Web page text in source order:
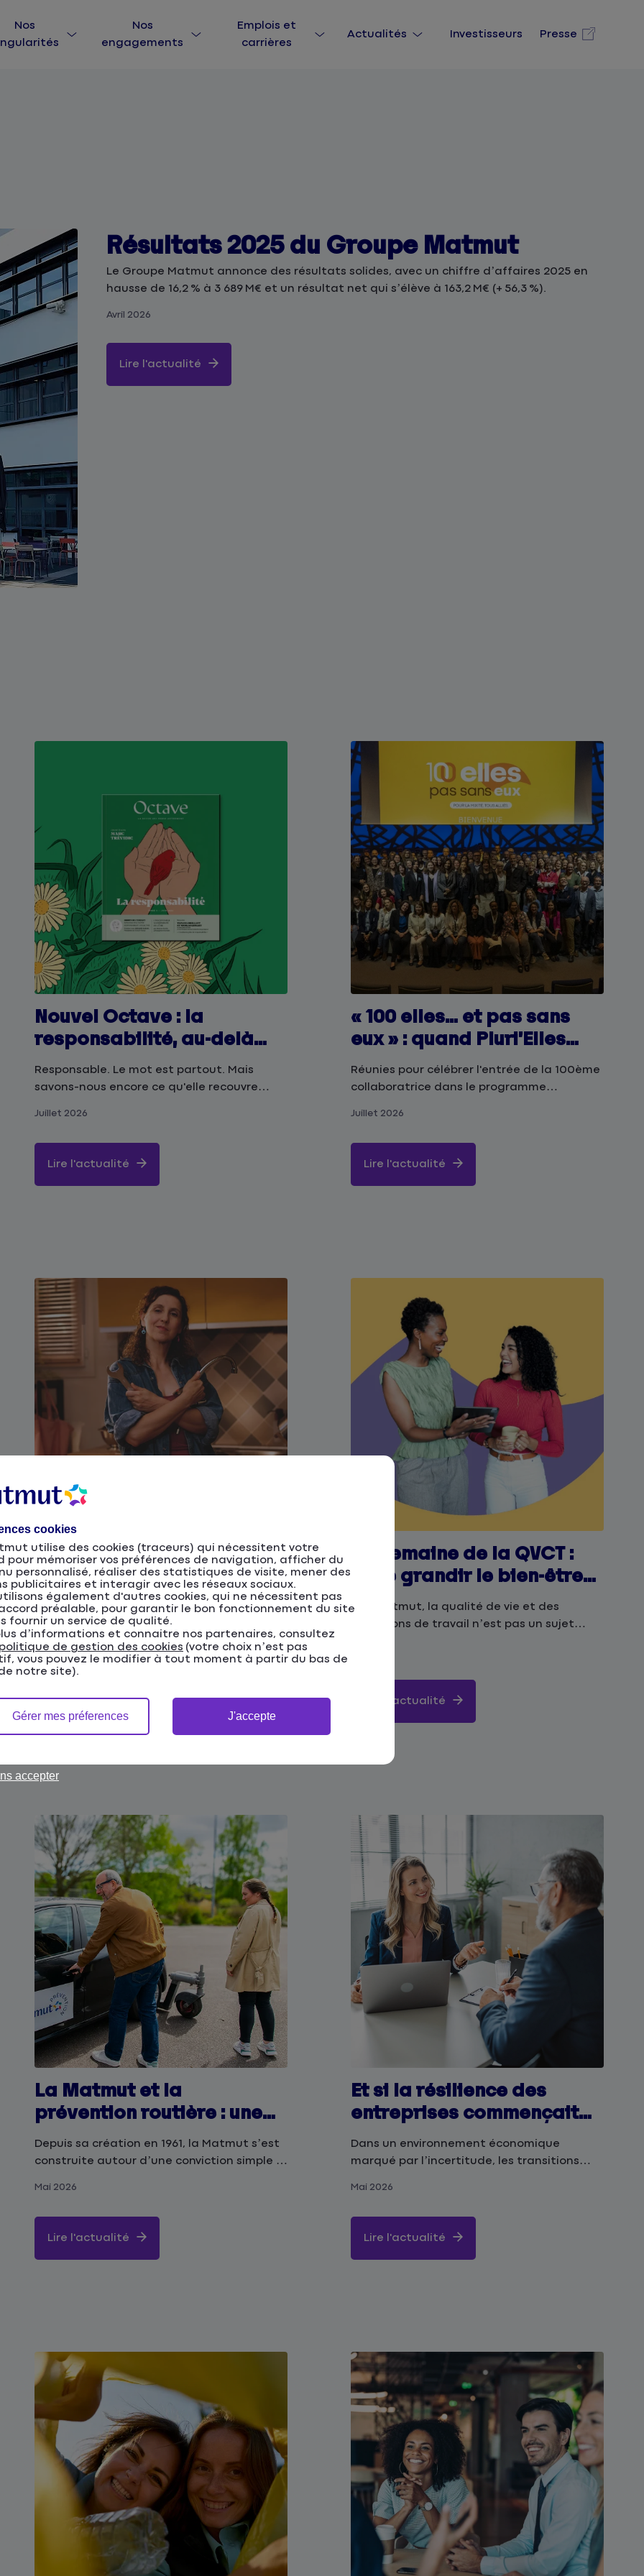
Nos
Nos
engagements
Emplois et
carrières
Actualités Investisseurs Presse
Résultats 2025 du Groupe Matmut
Le Groupe Matmut annonce des résultats solides, avec un chiffre d’affaires 2025 en
hausse de 16,2 % à 3 689 M€ et un résultat net qui s’élève à 163,2 M€ (+ 56,3 %).
Avril 2026
Lire l'actualité
Nouvel Octave : la
responsabilité, au-delà
des évidences
Responsable. Le mot est partout. Mais
savons-nous encore ce qu'elle recouvre
Juillet 2026
Lire l'actualité
« 100 elles… et pas sans
eux » : quand Pluri’Elles
révèle la force du collectif
Réunies pour célébrer l'entrée de la 100ème
collaboratrice dans le programme
les unes des autres et mesurer le chemin
Juillet 2026
Lire l'actualité
L’assurance Habitation :
faire évoluer le modèle
d’accompagnement
À la Matmut, une conviction guide notre
approche : faire évoluer l’assurance
Habitation pour qu’elle soit protectrice et
utile lorsque le quotidien est fragilisé.
Juin 2026
Lire l'actualité
La Semaine de la QVCT :
faire grandir le bien-être
au travail, ensemble
À la Matmut, la qualité de vie et des
conditions de travail n’est pas un sujet
Lire l'actualité
La Matmut et la
prévention routière : une
histoire de 65 ans
d’engagement
Depuis sa création en 1961, la Matmut s’est
construite autour d’une conviction simple :
réduire les risques sur la route et
Mai 2026
Lire l'actualité
Et si la résilience des
entreprises commençait
par celle de leurs
dirigeants ?
Dans un environnement économique
marqué par l’incertitude, les transitions
Mai 2026
Lire l'actualité
cookies
utilise des cookies (traceurs) qui nécessitent votre
pour mémoriser vos préférences de navigation, afficher du
personnalisé, réaliser des statistiques de visite, mener des
publicitaires et interagir avec les réseaux sociaux.
également d'autres cookies, qui ne nécessitent pas
préalable, pour garantir le bon fonctionnement du site
fournir un service de qualité.
d’informations et connaitre nos partenaires, consultez
de gestion des cookies (votre choix n’est pas
vous pouvez le modifier à tout moment à partir du bas de
notre site).
accepter
Gérer mes préferences J'accepte